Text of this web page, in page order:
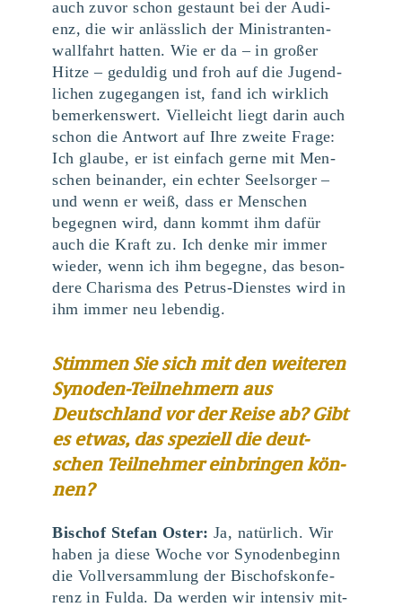
auch zuvor schon gestaunt bei der Audi­
enz, die wir anläss­lich der Minis­tran­ten­
wall­fahrt hat­ten. Wie er da – in gro­ßer
Hit­ze – gedul­dig und froh auf die Jugend­
li­chen zuge­gan­gen ist, fand ich wirk­lich
bemer­kens­wert. Viel­leicht liegt dar­in auch
schon die Ant­wort auf Ihre zwei­te Fra­ge:
Ich glau­be, er ist ein­fach ger­ne mit Men­
schen bein­an­der, ein ech­ter Seel­sor­ger –
und wenn er weiß, dass er Men­schen
begeg­nen wird, dann kommt ihm dafür
auch die Kraft zu. Ich den­ke mir immer
wie­der, wenn ich ihm begeg­ne, das beson­
de­re Cha­ris­ma des Petrus-Diens­tes wird in
ihm immer neu lebendig.
Stim­men Sie sich mit den wei­te­ren
Syn­oden-Teil­neh­mern aus
Deutsch­land vor der Rei­se ab? Gibt
es etwas, das spe­zi­ell die deut­
schen Teil­neh­mer ein­brin­gen kön­
nen?
Bischof Ste­fan Oster: Ja, natür­lich. Wir
haben ja die­se Woche vor Syn­oden­be­ginn
die Voll­ver­samm­lung der Bischofs­kon­fe­
renz in Ful­da. Da wer­den wir inten­siv mit­